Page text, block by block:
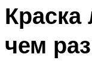
чем